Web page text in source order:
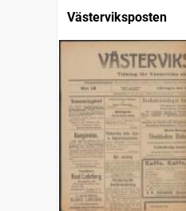
Västerviksposten